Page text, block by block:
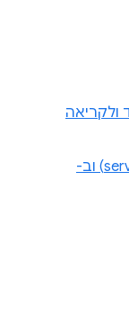
ולקריאה
תמיכה בקובצי שירות (service workers) וב-